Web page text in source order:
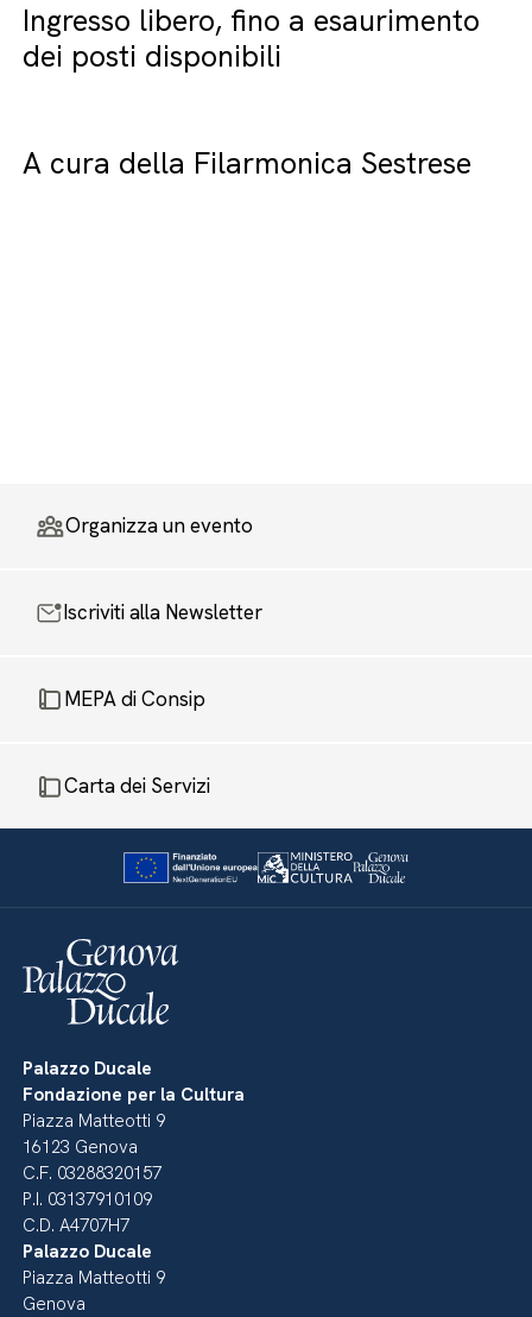
Ingresso libero, fino a esaurimento
dei posti disponibili
A cura della Filarmonica Sestrese
Organizza un evento
Iscriviti alla Newsletter
MEPA di Consip
Carta dei Servizi
Palazzo Ducale
Fondazione per la Cultura
Piazza Matteotti 9
16123 Genova
C.F. 03288320157
P.I. 03137910109
C.D. A4707H7
Palazzo Ducale
Piazza Matteotti 9
Genova